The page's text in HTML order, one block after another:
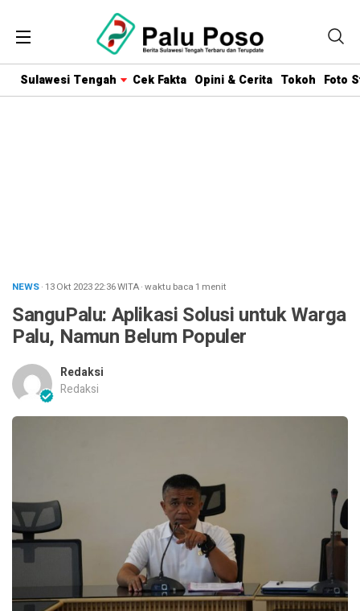
Sulawesi Tengah Cek Fakta Opini & Cerita Tokoh Foto
NEWS· 13 Okt 202322:36WITA·waktu baca 1 menit
SanguPalu: Aplikasi Solusi untuk Warga
Palu, Namun Belum Populer
Redaksi
Redaksi